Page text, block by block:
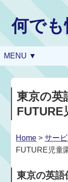
何で
MENU ▼
東京の英
FUTURE
Home >サー
FUTURE児童
東京の英語